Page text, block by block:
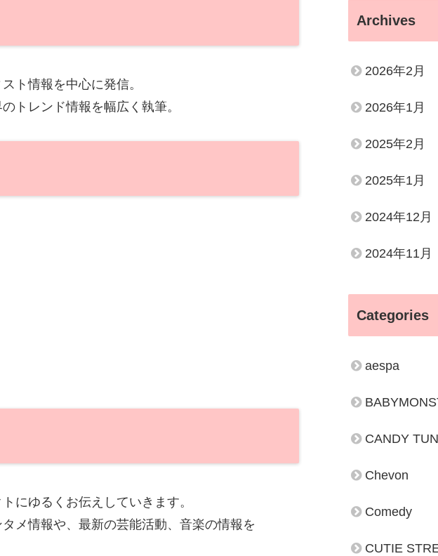
ト情報を中心に発信。
トレンド情報を幅広く執筆。
にゆるくお伝えしていきます。
メ情報や、最新の芸能活動、音楽の情報を
Archives
2026年2月
2026年1月
2025年2月
2025年1月
2024年12月
2024年11月
Categories
aespa
CANDY
Chevon
Comedy
CUTIE